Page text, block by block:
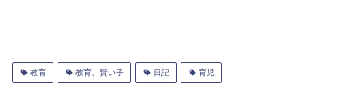
教育 教育、賢い子 日記 育児